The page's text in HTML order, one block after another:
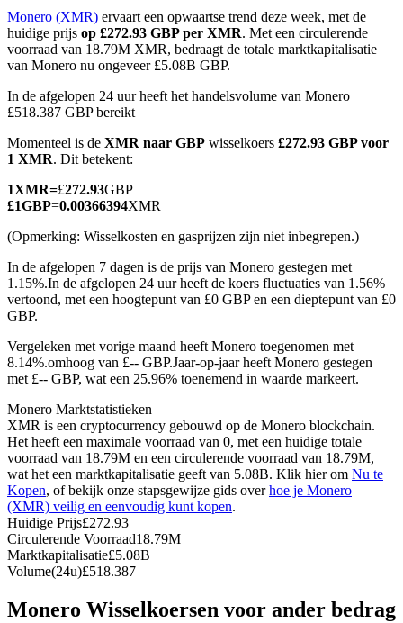
COIN-M-futures
Cryptocurrency-futures
TradFi
Derivaten voor aandelen, forex, edelmetalen en grondstoffen
Futures met USDC als onderpand
Kopiëren Handel
Sluit je aan bij top traders
Monero (XMR) ervaart een opwaartse trend deze week, met de
huidige prijs op £272.93 GBP per XMR. Met een circulerende
voorraad van 18.79M XMR, bedraagt de totale marktkapitalisatie
van Monero nu ongeveer £5.08B GBP.
In de afgelopen 24 uur heeft het handelsvolume van Monero
£518.387 GBP bereikt
Momenteel is de XMR naar GBP wisselkoers £272.93 GBP voor
1 XMR. Dit betekent:
1XMR=£272.93GBP
£1GBP=0.00366394XMR
(Opmerking: Wisselkosten en gasprijzen zijn niet inbegrepen.)
In de afgelopen 7 dagen is de prijs van Monero gestegen met
1.15%.In de afgelopen 24 uur heeft de koers fluctuaties van 1.56%
vertoond, met een hoogtepunt van £0 GBP en een dieptepunt van £0
GBP.
Vergeleken met vorige maand heeft Monero toegenomen met
8.14%.omhoog van £-- GBP.Jaar-op-jaar heeft Monero gestegen
met £-- GBP, wat een 25.96% toenemend in waarde markeert.
Monero Marktstatistieken
XMR is een cryptocurrency gebouwd op de Monero blockchain.
Het heeft een maximale voorraad van 0, met een huidige totale
voorraad van 18.79M en een circulerende voorraad van 18.79M,
wat het een marktkapitalisatie geeft van 5.08B. Klik hier om Nu te
Kopen, of bekijk onze stapsgewijze gids overhoe je Monero
(XMR) veilig en eenvoudig kunt kopen.
Huidige Prijs£272.93
Circulerende Voorraad18.79M
Marktkapitalisatie£5.08B
Volume(24u)£518.387
Monero Wisselkoersen voor ander bedrag